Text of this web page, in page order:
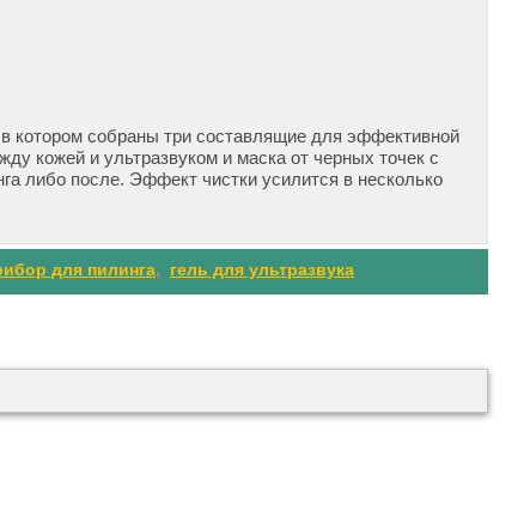
котором собраны три составлящие для эффективной
кожей и ультразвуком и маска от черных точек с
либо после. Эффект чистки усилится в несколько
для пилинга, гель для ультразвука